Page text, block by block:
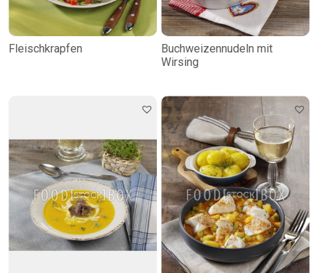
Fleischkrapfen
Buchweizennudeln mit
Wirsing